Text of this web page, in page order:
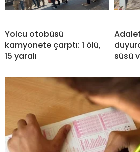
Yolcu otobüsü
kamyonete çarptı: 1 ölü,
15 yaralı
süsü